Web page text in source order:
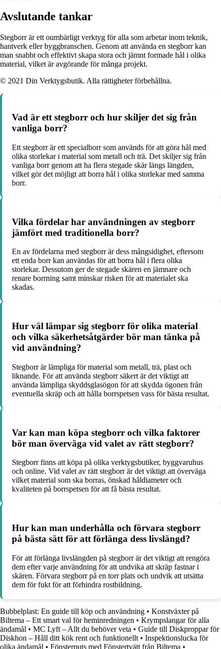
Avslutande tankar
Stegborr är ett oumbärligt verktyg för alla som arbetar inom teknik,
hantverk eller byggbranschen. Genom att använda en stegborr kan
man snabbt och effektivt skapa stora och jämnt formade hål i olika
material, vilket är avgörande för många projekt.
© 2021 Din Verktygsbutik. Alla rättigheter förbehållna.
Vad är ett stegborr och hur skiljer det sig från
vanliga borr?
Ett stegborr är ett specialborr som används för att göra hål med
olika storlekar i material som metall och trä. Det skiljer sig från
vanliga borr genom att ha flera stegade skär längs längden,
vilket gör det möjligt att borra hål i olika storlekar med samma
borr.
Vilka fördelar har användningen av stegborr
jämfört med traditionella borr?
En av fördelarna med stegborr är dess mångsidighet, eftersom
ett enda borr kan användas för att borra hål i flera olika
storlekar. Dessutom ger de stegade skären en jämnare och
renare borrning samt minskar risken för att materialet ska
skadas.
Hur väl lämpar sig stegborr för olika material
och vilka säkerhetsåtgärder bör man tänka på
vid användning?
Stegborr är lämpliga för material som metall, trä, plast och
liknande. För att använda stegborr säkert är det viktigt att
använda lämpliga skyddsglasögon för att skydda ögonen från
eventuella skräp och att hålla borrspetsen vass för bästa resultat.
Var kan man köpa stegborr och vilka faktorer
bör man överväga vid valet av rätt stegborr?
Stegborr finns att köpa på olika verktygsbutiker, byggvaruhus
och online. Vid valet av rätt stegborr är det viktigt att överväga
vilket material som ska borras, önskad håldiameter och
kvaliteten på borrspetsen för att få bästa resultat.
Hur kan man underhålla och förvara stegborr
på bästa sätt för att förlänga dess livslängd?
För att förlänga livslängden på stegborr är det viktigt att rengöra
dem efter varje användning för att undvika att skräp fastnar i
skären. Förvara stegborr på en torr plats och undvik att utsätta
dem för fukt för att förhindra rostbildning.
Bubbelplast: En guide till köp och användning • Konstväxter på
Biltema – Ett smart val för heminredningen • Krympslangar för alla
ändamål • MC Lyft – Allt du behöver veta • Guide till Diskproppar för
Diskhon – Håll ditt kök rent och funktionellt • Inspektionslucka för
olika ändamål • Fönsterputs med Fönstertvätt från Biltema •